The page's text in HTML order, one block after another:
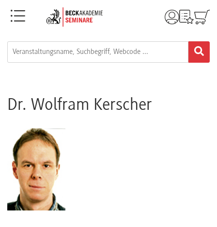
Menü
Webinare
e-
Learnings
Dr. Wolfram Kerscher